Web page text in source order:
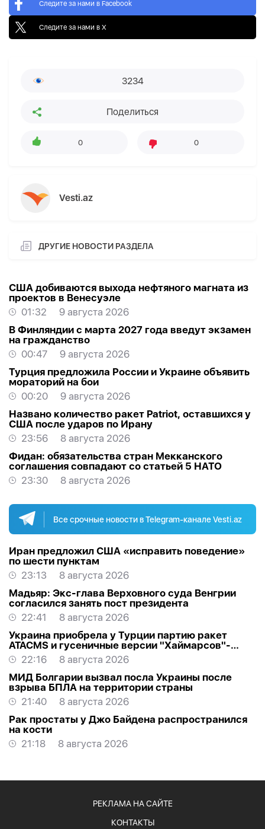
Следите за нами в Facebook
Следите за нами в X
3234
Поделиться
0 0
Vesti.az
ДРУГИЕ НОВОСТИ РАЗДЕЛА
США добиваются выхода нефтяного магната из
проектов в Венесуэле
01:32
9 августа 2026
В Финляндии с марта 2027 года введут экзамен
на гражданство
00:47
9 августа 2026
Турция предложила России и Украине объявить
мораторий на бои
00:20
9 августа 2026
Названо количество ракет Patriot, оставшихся у
США после ударов по Ирану
23:56
8 августа 2026
Фидан: обязательства стран Мекканского
соглашения совпадают со статьей 5 НАТО
23:30
8 августа 2026
Все срочные новости в Telegram-канале Vesti.az
Иран предложил США «исправить поведение»
по шести пунктам
23:13
8 августа 2026
Мадьяр: Экс-глава Верховного суда Венгрии
согласился занять пост президента
22:41
8 августа 2026
Украина приобрела у Турции партию ракет
ATACMS и гусеничные версии "Хаймарсов"-
ОБНОВЛЕНО
22:16
8 августа 2026
МИД Болгарии вызвал посла Украины после
взрыва БПЛА на территории страны
21:40
8 августа 2026
Рак простаты у Джо Байдена распространился
на кости
21:18
8 августа 2026
РЕКЛАМА НА САЙТЕ
КОНТАКТЫ